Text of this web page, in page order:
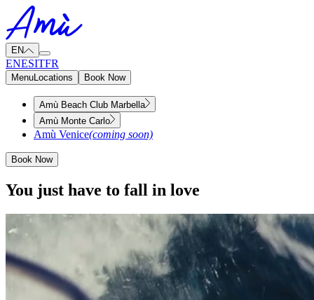
EN
ENESITFR
MenuLocations Book Now
Amù Beach Club Marbella
Amù Monte Carlo
Amù Venice(coming soon)
Book Now
You just have to fall in love​​​​‌ ‍ ​‍​‍‌‍ ‌ ​‍‌‍‍‌‌‍‌ ‌‍‍‌‌‍ ‍​‍​‍​ ‍‍​‍​‍‌ ​ ‌‍​‌‌‍ ‍‌‍‍‌‌ ‌​‌ ‍‌​‍ ‍‌‍‍‌‌‍ ​‍​‍​‍ ​​‍​‍‌‍‍​‌ ​‍‌‍‌‌‌‍‌‍​‍​‍​ ‍‍​‍​‍‌‍‍​‌ ‌​‌ ‌​‌ ​​‌ ​ ​ ‍‍​‍ ​‍ ‌‍ ​​‍ ‌‌‍​‌‌‍ ‍‌‍‌​​‍ ‌‌ ​‍​‍ ‌‌‍‍​‌‍ ‌ ‌​‌‍‌‌‌‍ ​‌ ​ ​‍ ‌‌ ​ ‌ ‌​‌ ‌‌‌‍‌​‌‍‍‌‌‍ ​‍ ‍‌ ‌‍‌‍‌‌‌ ​‍‌‍​ ‌‍‌‌‌‍ ​​‍ ‍‌‍​‌‌ ​​‌ ​​​‍ ‌‍‍‌‌‍ ‍‌ ‌​‌‍‌‌‌‍ ‍‌ ‌​​‍ ‌‍‌‌‌‍‌​‌‍‍‌‌ ‌​​‍ ‌‍ ‌‌‍ ‌‍‌​‌‍‌‌​ ‌‌ ​​‌ ​‍‌‍‌‌‌ ​ ‌‍‌‌‌‍ ‍‌ ‌​‌‍​‌‌ ‌​‌‍‍‌‌‍ ‌‍ ‍​ ‍ ‌‍‍‌‌‍‌​​ ‌‌‍‍​‌‍ ‌ ‌​‌‍‌‌‌‍ ​‌‌​ ‌‍‍‌‌ ‌​‌‍‌‌‌​‍​‌‍ ‌‍ ‌‌‍‌‌‌‌​​‌‍​‌‌‍‌ ‌‍‌‌​‍ ‌‌‍​ ​ ‍​‌‍‌‍‌‍‌​​ ‌ ​ ​​​ ​‌​ ​ ​‍ ‌​ ​‌​ ‌ ​ ​​​ ‌ ​‍ ‌​ ‌​‌‍‌​‌‍‌‌​ ‌‌​‍ ‌‌‍​‌​ ​​‌‍‌‍‌‍​‌​‍ ‌​ ​‌‌‍‌‍​ ‌‌​ ‌‌‌‍​ ​ ​​​ ‌ ​ ​‍‌‍​ ​ ​​​ ‌​‌‍‌‌​ ‍ ‌ ‌​‌ ‍‌‌ ​​‌‍‌‌​ ‌‌‍‍​‌‍ ‌ ‌​‌‍‌‌‌‍ ​‌‌​ ‌‍‍‌‌ ‌​‌‍‌‌‌​‍​‌‍ ‌‍ ‌‌‍‌‌‌‌​​‌‍​‌‌‍‌ ‌‍‌‌​ ‍ ‌ ​​‌‍​‌‌ ‌​‌‍‍​​ ‌‌ ​​‌‍​‌‌‍‌ ‌‍‌‌‌​​‍‌ ‌‌‌‍‍‌‌‍ ​‌‍‌​‌‍‌‌‌ ​‍​‍‌‌​ ‌‌‌​​‍‌‌ ‌‍‍ ‌‍‌‌‌ ‍‌​‍‌‌​ ​ ‌​‌​​‍‌‌​ ​ ‌​‌​​‍‌‌​ ​‍​ ​‍​ ‍‌​ ​​​ ​‌‌‍​‌​ ‌​‌‍​‍​ ​‍‌‍​ ‌‍‌‍​ ‌‌​ ​‌​ ‌​​‍‌‌​ ​‍​ ​‍​‍‌‌​ ‌‌‌​‌​​‍ ‍‌‍‍​‌‍‌‌‌‍​‌‌‍‌​‌‍‍‌‌‍ ‍‌‍‌ ​ ‌‍​‍‌‍​‌‌ ​ ‌‍‌‌‌‌‌‌‌ ​‍‌‍ ​​ ‌‌‍‍​‌ ‌​‌ ‌​‌ ​​‌ ​ ​‍‌‌​ ​ ‌​​‌​‍‌‌​ ​‍‌​‌‍​‍‌‌​ ​‍‌​‌‍‌‍ ​​‍ ‌‌‍​‌‌‍ ‍‌‍‌​​‍ ‌‌ ​‍​‍ ‌‌‍‍​‌‍ ‌ ‌​‌‍‌‌‌‍ ​‌ ​ ​‍ ‌‌ ​ ‌ ‌​‌ ‌‌‌‍‌​‌‍‍‌‌‍ ​‍ ‍‌ ‌‍‌‍‌‌‌ ​‍‌‍​ ‌‍‌‌‌‍ ​​‍ ‍‌‍​‌‌ ​​‌ ​​​‍‌‍‌‍‍‌‌‍‌​​ ‌‌‍‍​‌‍ ‌ ‌​‌‍‌‌‌‍ ​‌‌​ ‌‍‍‌‌ ‌​‌‍‌‌‌​‍​‌‍ ‌‍ ‌‌‍‌‌‌‌​​‌‍​‌‌‍‌ ‌‍‌‌​‍ ‌‌‍​ ​ ‍​‌‍‌‍‌‍‌​​ ‌ ​ ​​​ ​‌​ ​ ​‍ ‌​ ​‌​ ‌ ​ ​​​ ‌ ​‍ ‌​ ‌​‌‍‌​‌‍‌‌​ ‌‌​‍ ‌‌‍​‌​ ​​‌‍‌‍‌‍​‌​‍ ‌​ ​‌‌‍‌‍​ ‌‌​ ‌‌‌‍​ ​ ​​​ ‌ ​ ​‍‌‍​ ​ ​​​ ‌​‌‍‌‌​‍‌‍‌ ‌​‌ ‍‌‌ ​​‌‍‌‌​ ‌‌‍‍​‌‍ ‌ ‌​‌‍‌‌‌‍ ​‌‌​ ‌‍‍‌‌ ‌​‌‍‌‌‌​‍​‌‍ ‌‍ ‌‌‍‌‌‌‌​​‌‍​‌‌‍‌ ‌‍‌‌​‍‌‍‌ ​​‌‍​‌‌ ‌​‌‍‍​​ ‌‌ ​​‌‍​‌‌‍‌ ‌‍‌‌‌​​‍‌ ‌‌‌‍‍‌‌‍ ​‌‍‌​‌‍‌‌‌ ​‍​‍‌‌​ ‌‌‌​​‍‌‌ ‌‍‍ ‌‍‌‌‌ ‍‌​‍‌‌​ ​ ‌​‌​​‍‌‌​ ​ ‌​‌​​‍‌‌​ ​‍​ ​‍​ ‍‌​ ​​​ ​‌‌‍​‌​ ‌​‌‍​‍​ ​‍‌‍​ ‌‍‌‍​ ‌‌​ ​‌​ ‌​​‍‌‌​ ​‍​ ​‍​‍‌‌​ ‌‌‌​‌​​‍ ‍‌‍‍​‌‍‌‌‌‍​‌‌‍‌​‌‍‍‌‌‍ ‍‌‍‌ ​‍‌‍‌ ​​‌‍‌‌‌ ​‍‌ ​ ‌ ​​‌‍‌‌‌‍​ ‌ ‌​‌‍‍‌‌ ‌‍‌‍‌‌​ ‌‌ ​​‌ ‌‌‌‍​‍‌‍ ​‌‍‍‌‌ ​ ‌‍‍​‌‍‌‌‌‍‌​​‍​‍‌ ‌